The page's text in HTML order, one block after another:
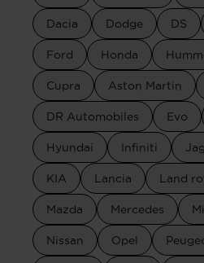
Dacia Dodge DS
Ford Honda
Cupra Aston Martin
DR Automobiles Evo
Hyundai Infiniti
KIA Lancia Land
Mazda Mercedes
Nissan Opel